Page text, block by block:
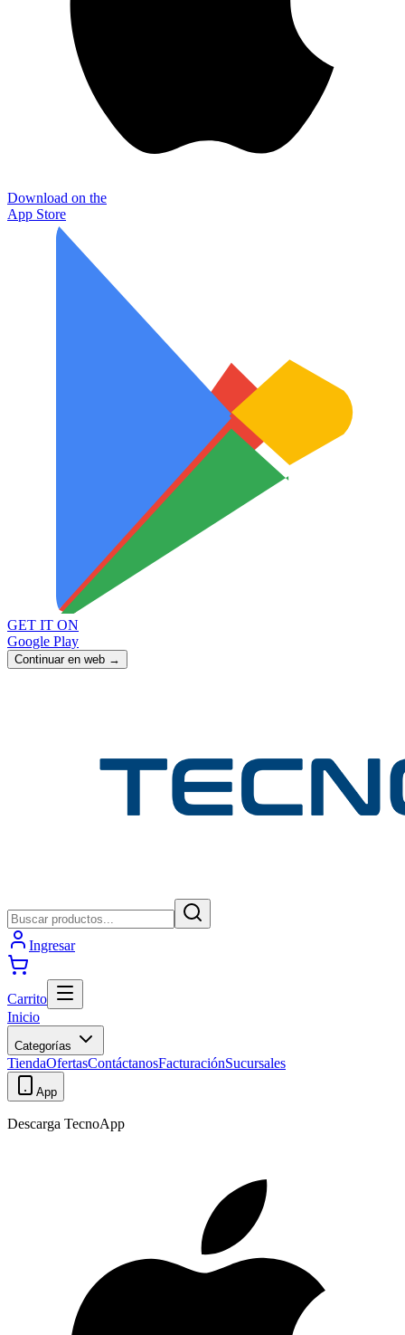
Download on the
App Store
GET IT ON
Google Play
Continuar en web →
Ingresar
Carrito
Inicio
Categorías
TiendaOfertasContáctanosFacturaciónSucursales
App
Descarga TecnoApp